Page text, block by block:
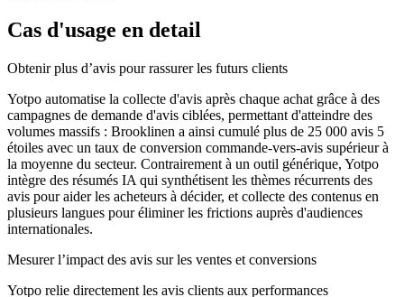
Cas d'usage en detail
Obtenir plus d’avis pour rassurer les futurs clients
Yotpo automatise la collecte d'avis après chaque achat grâce à des
campagnes de demande d'avis ciblées, permettant d'atteindre des
volumes massifs : Brooklinen a ainsi cumulé plus de 25 000 avis 5
étoiles avec un taux de conversion commande-vers-avis supérieur à
la moyenne du secteur. Contrairement à un outil générique, Yotpo
intègre des résumés IA qui synthétisent les thèmes récurrents des
avis pour aider les acheteurs à décider, et collecte des contenus en
plusieurs langues pour éliminer les frictions auprès d'audiences
internationales.
Mesurer l’impact des avis sur les ventes et conversions
Yotpo relie directement les avis clients aux performances